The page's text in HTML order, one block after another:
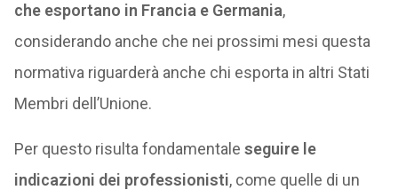
che esportano in Francia e Germania,
considerando anche che nei prossimi mesi questa
normativa riguarderà anche chi esporta in altri Stati
Membri dell’Unione.
Per questo risulta fondamentale seguire le
indicazioni dei professionisti, come quelle di un